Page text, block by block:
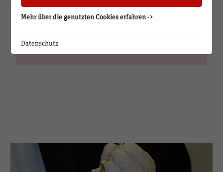
Mehr über die genutzten Cookies erfahren ->
Datenschutz